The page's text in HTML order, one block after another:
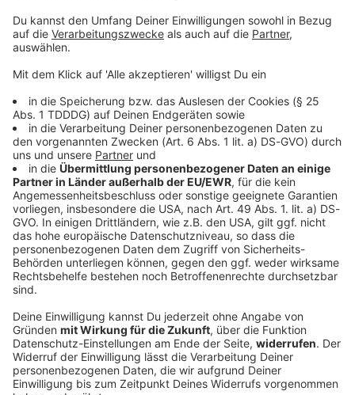
© dpa-infocom, dpa:260209-930-663251/1
Bayern
Senioren-Wohnanlage wegen Feuer evakuiert
In einer Wohnanlage für ältere Menschen brennt das
Dachgeschoss. Die Senioren müssen ihre Quartiere